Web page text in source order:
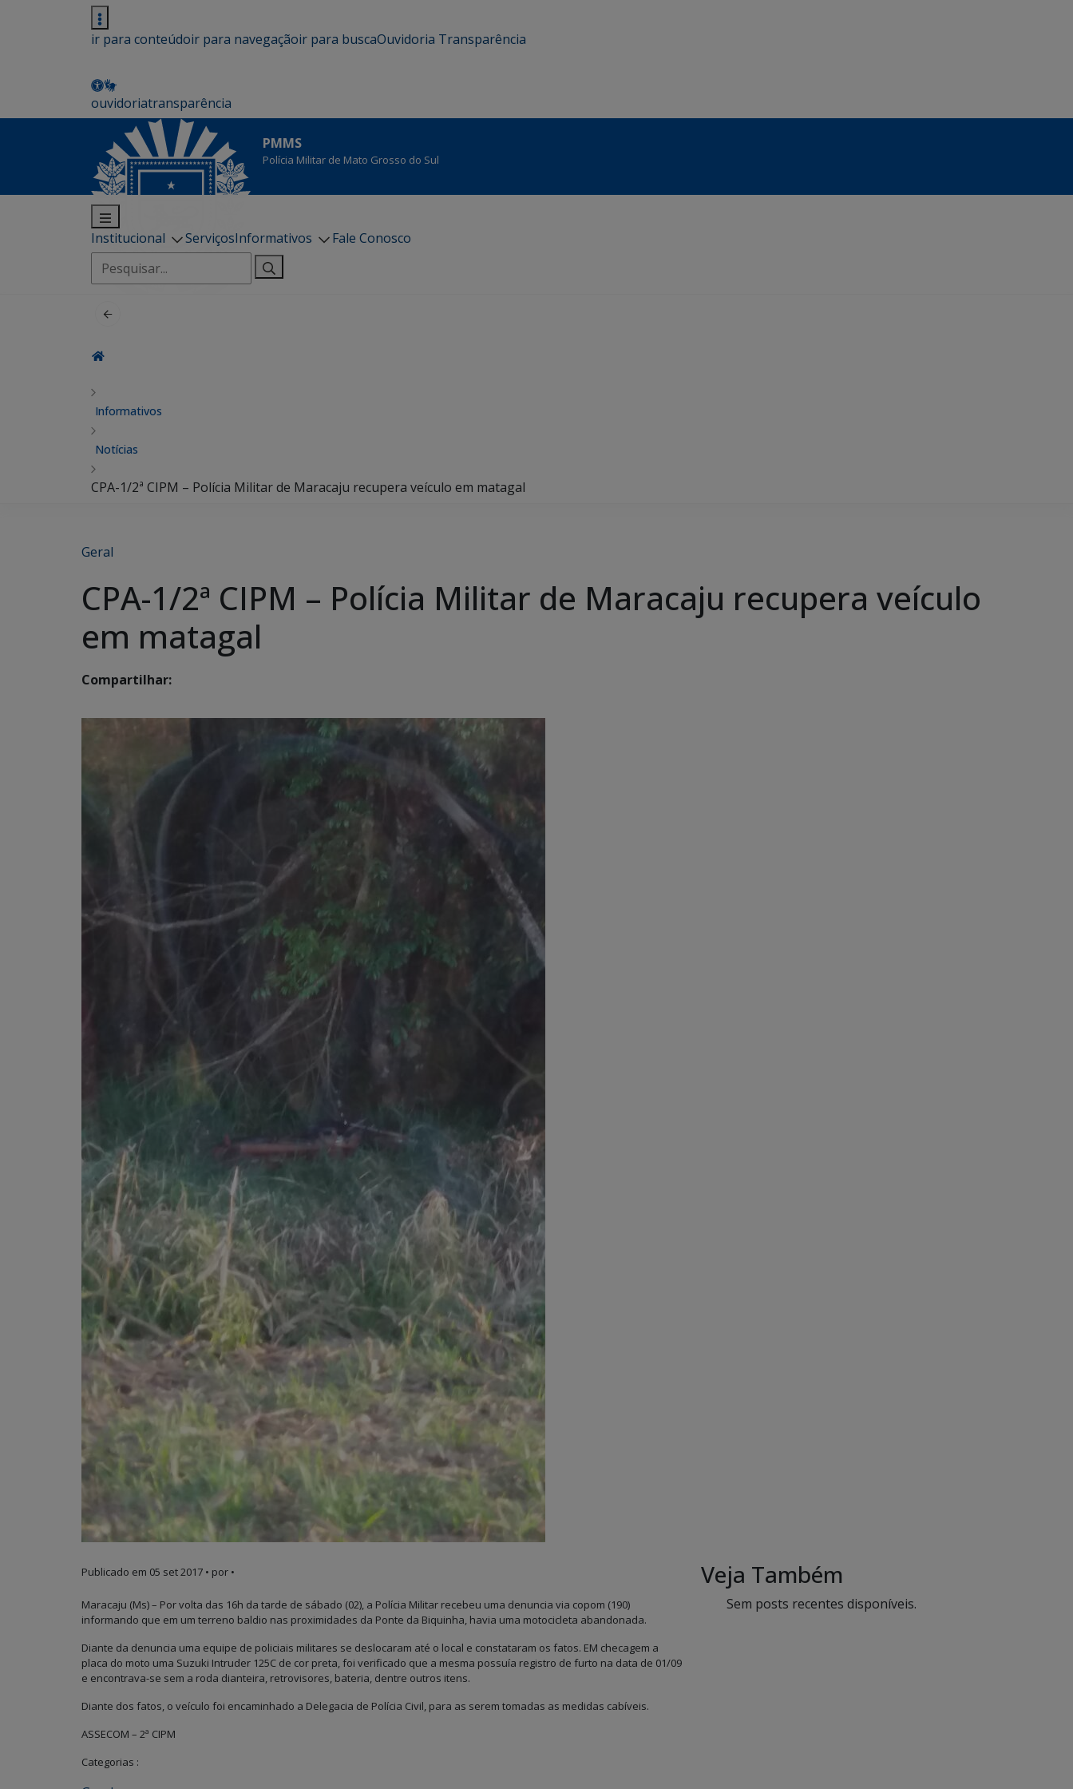
ir para conteúdoir para navegaçãoir para buscaOuvidoria Transparência
ouvidoriatransparência
PMMS
Polícia Militar de Mato Grosso do Sul
Institucional ServiçosInformativos
Fale Conosco
Pesquisar
por:
Informativos
Notícias
CPA-1/2ª CIPM – Polícia Militar de Maracaju recupera veículo em matagal
Geral
CPA-1/2ª CIPM – Polícia Militar de Maracaju recupera veículo
em matagal
Compartilhar:
Publicado em 05 set 2017 • por •
Maracaju (Ms) – Por volta das 16h da tarde de sábado (02), a Polícia Militar recebeu uma denuncia via copom (190)
informando que em um terreno baldio nas proximidades da Ponte da Biquinha, havia uma motocicleta abandonada.
Diante da denuncia uma equipe de policiais militares se deslocaram até o local e constataram os fatos. EM checagem a
placa do moto uma Suzuki Intruder 125C de cor preta, foi verificado que a mesma possuía registro de furto na data de 01/09
e encontrava-se sem a roda dianteira, retrovisores, bateria, dentre outros itens.
Diante dos fatos, o veículo foi encaminhado a Delegacia de Polícia Civil, para as serem tomadas as medidas cabíveis.
ASSECOM – 2ª CIPM
Categorias :
Veja Também
Sem posts recentes disponíveis.